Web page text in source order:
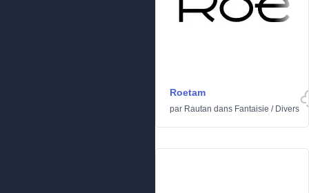
Roetam
par Rautan dans Fantaisie / Divers